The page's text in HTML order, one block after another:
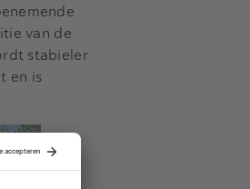
van de
stabieler
en is